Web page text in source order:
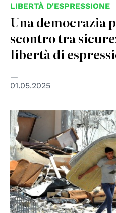
LIBERTÀ D'ESPRESSIONE
Una democrazia
scontro tra
libertà di
01.05.2025
© UN Photo/Shareef Sarhan